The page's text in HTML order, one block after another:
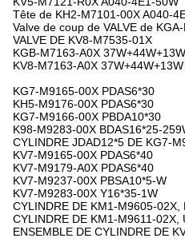
Tête de KH2-M7101-00X A040-
Valve de coup de VALVE de
VALVE DE KV8-M7535-01X
KGB-M7163-A0X 37W+44W+13W
KV8-M7163-A0X 37W+44W+13W
KG7-M9165-00X PDAS6*30
KH5-M9176-00X PDAS6*30
KG7-M9166-00X PBDA10*30
K98-M9283-00X BDAS16*25-
CYLINDRE JDAD12*5 DE KG7-
KV7-M9165-00X PDAS6*40
KV7-M9179-A0X PDAS6*40
KV7-M9237-00X PBSA10*5-W
KV7-M9283-00X Y16*35-1W
CYLINDRE DE KM1-M9605-02X,
CYLINDRE DE KM1-M9611-02X,
ENSEMBLE DE CYLINDRE DE